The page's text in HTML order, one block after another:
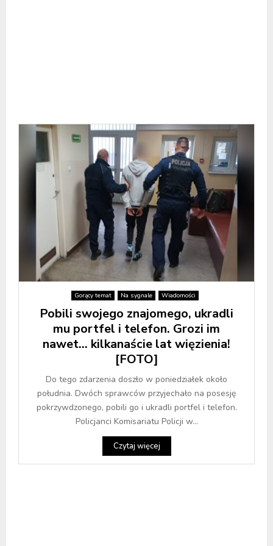
Gorący temat Na sygnale Wiadomości
Pobili swojego znajomego, ukradli
mu portfel i telefon. Grozi im
nawet… kilkanaście lat więzienia!
[FOTO]
Do tego zdarzenia doszło w poniedziałek około
południa. Dwóch sprawców przyjechało na posesję
pokrzywdzonego, pobili go i ukradli portfel i telefon.
Policjanci Komisariatu Policji w...
Czytaj więcej